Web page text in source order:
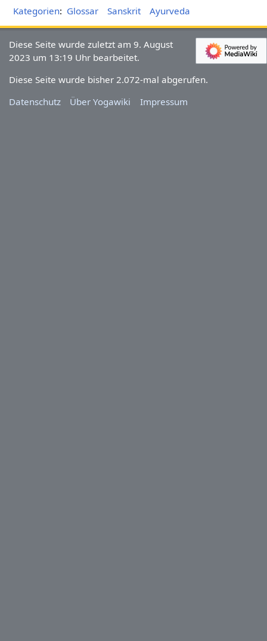
Kategorien: Glossar Sanskrit Ayurveda
Diese Seite wurde zuletzt am 9. August
2023 um 13:19 Uhr bearbeitet.
Diese Seite wurde bisher 2.072-mal abgerufen.
Datenschutz
Über Yogawiki Impressum